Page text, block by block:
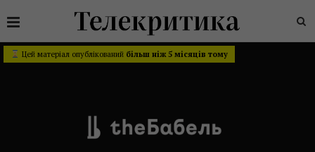
Цей матеріал опублікований більш ніж 5 місяців тому